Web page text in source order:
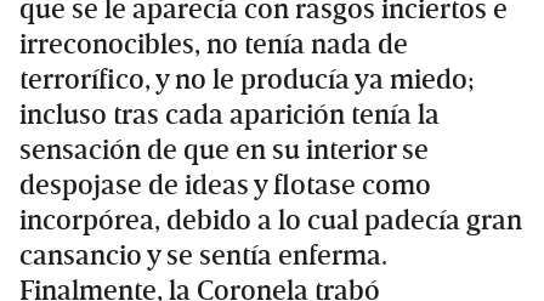
que se le aparecía con rasgos inciertos e
irreconocibles, no tenía nada de
terrorífico, y no le producía ya miedo;
incluso tras cada aparición tenía la
sensación de que en su interior se
despojase de ideas y flotase como
incorpórea, debido a lo cual padecía gran
cansancio y se sentía enferma.
Finalmente, la Coronela trabó